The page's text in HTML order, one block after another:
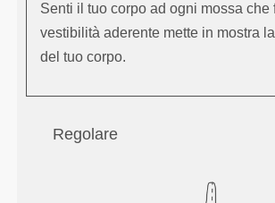
Senti il tuo corpo ad ogni mossa che
vestibilità aderente mette in mostra
del tuo corpo.
Regolare